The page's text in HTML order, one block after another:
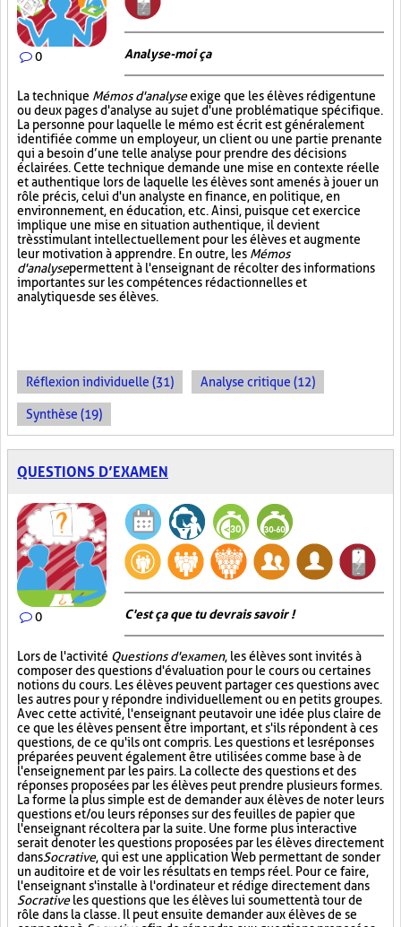
0 Analyse-moi ça
La technique Mémos d'analyseexige que les élèves rédigent une
ou deux pages d'analyse au sujet d'une problématique spécifique.
La personne pour laquelle le mémo est écrit est généralement
identifiée comme un employeur, un client ou une partie prenante
qui a besoin d’une telle analyse pour prendre des décisions
éclairées. Cette technique demande une mise en contexte réelle
et authentique lors de laquelle les élèves sont amenés à jouer un
rôle précis, celui d'un analyste en finance, en politique, en
environnement, en éducation, etc. Ainsi, puisque cet exercice
implique une mise en situation authentique, il devient
très stimulant intellectuellement pour les élèves et augmente
leur motivation à apprendre. En outre, les Mémos
d'analysepermettent à l'enseignant de récolter des informations
importantes sur les compétences rédactionnelles et
analytiques de ses élèves.
Réflexion individuelle (31) Analyse critique (12)
Synthèse (19)
QUESTIONS D’EXAMEN
0 C'est ça que tu devrais savoir !
Lors de l'activité Questions d'examen, les élèves sont invités à
composer des questions d'évaluation pour le cours ou certaines
notions du cours. Les élèves peuvent partager ces questions avec
les autres pour y répondre individuellement ou en petits groupes.
Avec cette activité, l'enseignant peut avoir une idée plus claire de
ce que les élèves pensent être important, et s'ils répondent à ces
questions, de ce qu'ils ont compris. Les questions et les réponses
préparées peuvent également être utilisées comme base à de
l'enseignement par les pairs. La collecte des questions et des
réponses proposées par les élèves peut prendre plusieurs formes.
La forme la plus simple est de demander aux élèves de noter leurs
questions et/ou leurs réponses sur des feuilles de papier que
l'enseignant récoltera par la suite. Une forme plus interactive
serait de noter les questions proposées par les élèves directement
dansSocrative, qui est une application Web permettant de sonder
un auditoire et de voir les résultats en temps réel. Pour ce faire,
l'enseignant s'installe à l'ordinateur et rédige directement dans
Socrativeles questions que les élèves lui soumettent à tour de
rôle dans la classe. Il peut ensuite demander aux élèves de se